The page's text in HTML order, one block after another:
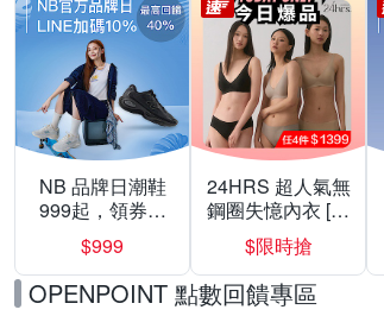
NB 品牌日潮鞋
999起，領券折
上折 最高回饋
40%
$999
24HRS 超人氣無
鋼圈失憶內衣 [熱
銷好評]
$限時搶
OPENPOINT 點數回饋專區